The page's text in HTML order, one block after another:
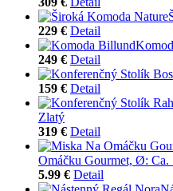
229 € Detail
249 € Detail
159 € Detail
Zlatý
319 € Detail
Omáčku Gourmet, Ø: Ca.
5.99 € Detail